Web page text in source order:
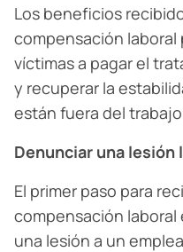
Los beneficios
compensación laboral
víctimas a pagar el
y recuperar la
están fuera del
Denunciar una lesión
El primer paso para
compensación laboral
una lesión a un